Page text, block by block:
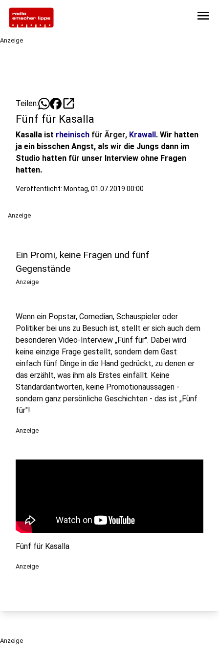
menu
Anzeige
Teilen: open_in_new
Fünf für Kasalla
Kasalla ist rheinisch für Ärger, Krawall. Wir hatten
ja ein bisschen Angst, als wir die Jungs dann im
Studio hatten für unser Interview ohne Fragen
hatten.
Veröffentlicht: Montag, 01.07.2019 00:00
Anzeige
Ein Promi, keine Fragen und fünf
Gegenstände
Anzeige
Wenn ein Popstar, Comedian, Schauspieler oder
Politiker bei uns zu Besuch ist, stellt er sich auch dem
besonderen Video-Interview „Fünf für". Dabei wird
keine einzige Frage gestellt, sondern dem Gast
einfach fünf Dinge in die Hand gedrückt, zu denen er
das erzählt, was ihm als Erstes einfällt. Keine
Standardantworten, keine Promotionaussagen -
sondern ganz persönliche Geschichten - das ist „Fünf
für"!
Anzeige
Fünf für Kasalla
Anzeige
Anzeige